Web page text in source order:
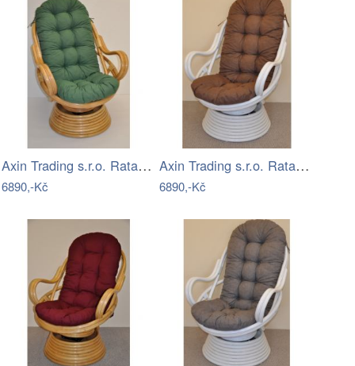
Axin Trading s.r.o. Ratanové houpací…
6890,-Kč
Axin Trading s.r.o. Ratanové houpací…
6890,-Kč